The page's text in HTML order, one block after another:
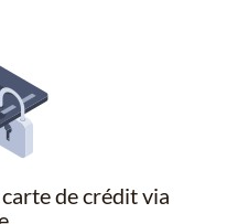
de crédit via